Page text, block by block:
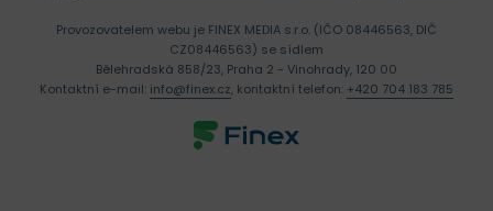
Provozovatelem webu je FINEX MEDIA s.r.o. (IČO 08446563, DIČ
CZ08446563) se sídlem
Bělehradská 858/23, Praha 2 - Vinohrady, 120 00
Kontaktní e-mail: info@finex.cz, kontaktní telefon: +420 704 183 785